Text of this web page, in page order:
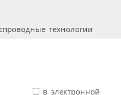
технологии
в электронной